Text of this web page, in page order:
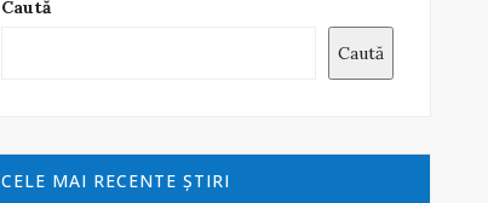
Caută
Caută
CELE MAI RECENTE ŞTIRI